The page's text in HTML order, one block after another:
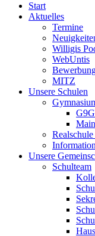
Start
Aktuelles
Termine
Willigis
WebUntis
MITZ
Unsere Schulen
Unsere
Schulteam